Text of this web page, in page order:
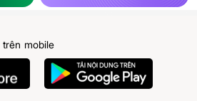
trên mobile